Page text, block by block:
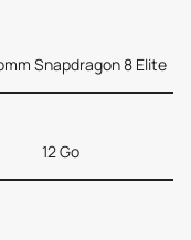
Snapdragon 8 Elite
12 Go